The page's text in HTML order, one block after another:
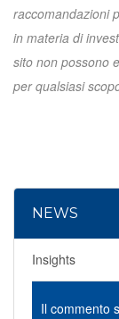
raccomandazioni
in materia di
sito non possono
per qualsiasi
NEWS
Insights
Il commento